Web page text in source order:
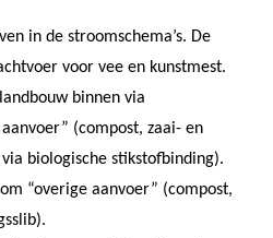
in de stroomschema’s. De
voor vee en kunstmest.
binnen via
(compost, zaai- en
biologische stikstofbinding).
“overige aanvoer” (compost,